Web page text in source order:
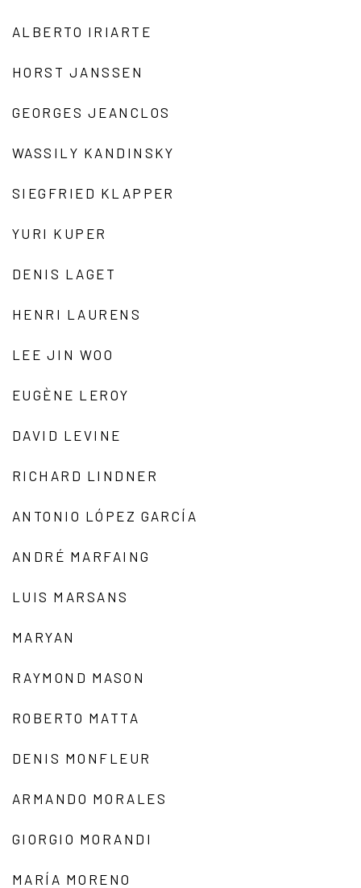
ALBERTO IRIARTE
HORST JANSSEN
GEORGES JEANCLOS
WASSILY KANDINSKY
SIEGFRIED KLAPPER
YURI KUPER
DENIS LAGET
HENRI LAURENS
LEE JIN WOO
EUGÈNE LEROY
DAVID LEVINE
RICHARD LINDNER
ANTONIO LÓPEZ GARCÍA
ANDRÉ MARFAING
LUIS MARSANS
MARYAN
RAYMOND MASON
ROBERTO MATTA
DENIS MONFLEUR
ARMANDO MORALES
GIORGIO MORANDI
MARÍA MORENO